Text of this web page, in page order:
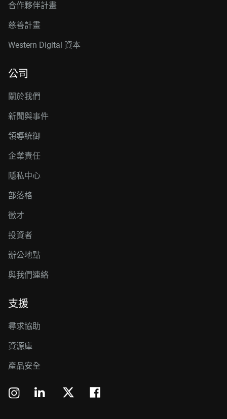
合作夥伴計畫
慈善計畫
Western Digital 資本
公司
關於我們
新聞與事件
領導統御
企業責任
隱私中心
部落格
徵才
投資者
辦公地點
與我們連絡
支援
尋求協助
資源庫
產品安全